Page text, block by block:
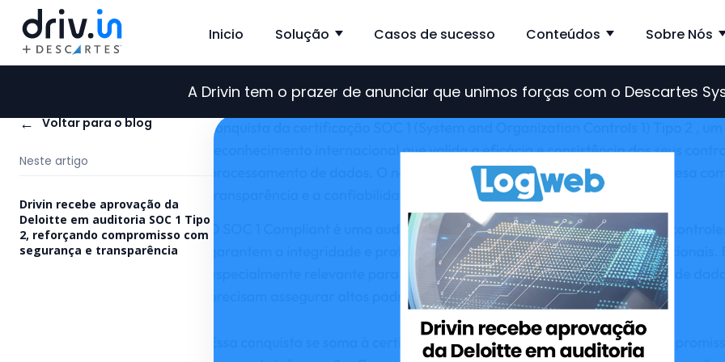
Inicio Solução Show submenu for Solução
Casos de sucesso Conteúdos ShowSobre Nós
A Drivin tem o prazer de anunciar que unimos forças com o Descartes
← Voltar para o blog
Neste artigo
Drivin recebe aprovação da
Deloitte em auditoria SOC 1 Tipo
2, reforçando compromisso com
segurança e transparência